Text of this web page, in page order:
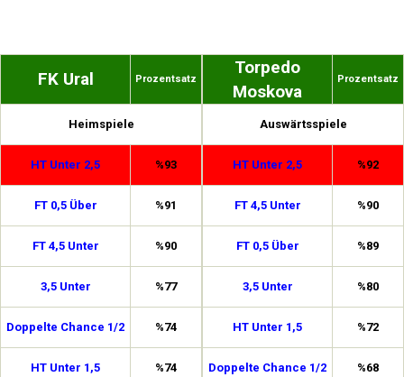
FK Ural Prozentsatz
Heimspiele
HT Unter 2,5 %93
FT 0,5 Über %91
FT 4,5 Unter %90
3,5 Unter %77
Doppelte Chance 1/2 %74
HT Unter 1,5 %74
Torpedo
Moskova
Prozentsatz
Auswärtsspiele
HT Unter 2,5 %92
FT 4,5 Unter %90
FT 0,5 Über %89
3,5 Unter %80
HT Unter 1,5 %72
Doppelte Chance 1/2 %68